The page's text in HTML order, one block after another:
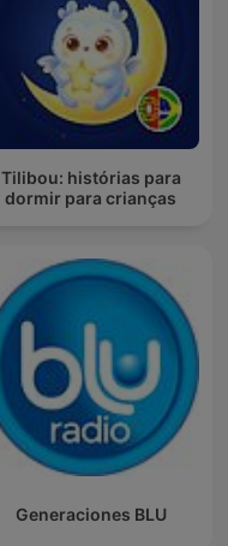
Tilibou: histórias para
dormir para crianças
Generaciones BLU